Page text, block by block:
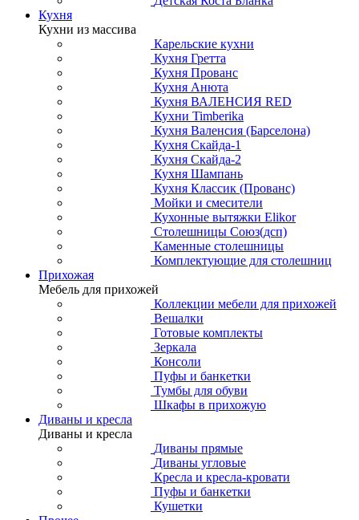
Кухня
Кухни из массива
Карельские кухни
Кухня Гретта
Кухня Прованс
Кухня Анюта
Кухня ВАЛЕНСИЯ RED
Кухни Timberika
Кухня Валенсия (Барселона)
Кухня Скайда-1
Кухня Скайда-2
Кухня Шампань
Кухня Классик (Прованс)
Мойки и смесители
Кухонные вытяжки Elikor
Столешницы Союз(дсп)
Каменные столешницы
Комплектующие для столешниц
Прихожая
Мебель для прихожей
Коллекции мебели для прихожей
Вешалки
Готовые комплекты
Зеркала
Консоли
Пуфы и банкетки
Тумбы для обуви
Шкафы в прихожую
Диваны и кресла
Диваны и кресла
Диваны прямые
Диваны угловые
Кресла и кресла-кровати
Пуфы и банкетки
Кушетки